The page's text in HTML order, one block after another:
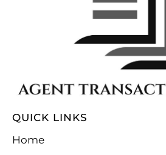
QUICK LINKS
Home